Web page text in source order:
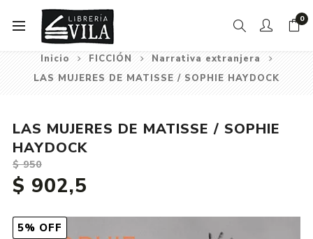
0
Inicio FICCIÓN
Narrativa extranjera
LAS MUJERES DE MATISSE / SOPHIE HAYDOCK
5% OFF
LAS MUJERES DE MATISSE / SOPHIE
HAYDOCK
$ 950
$ 902,5